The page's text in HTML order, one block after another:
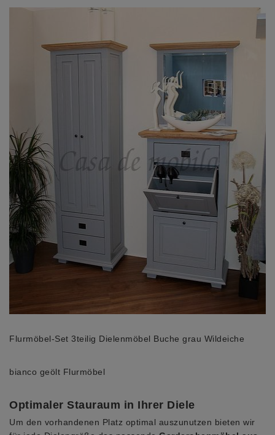
Flurmöbel-Set 3teilig Dielenmöbel Buche grau Wildeiche
bianco geölt Flurmöbel
Optimaler Stauraum in Ihrer Diele
Um den vorhandenen Platz optimal auszunutzen bieten wir